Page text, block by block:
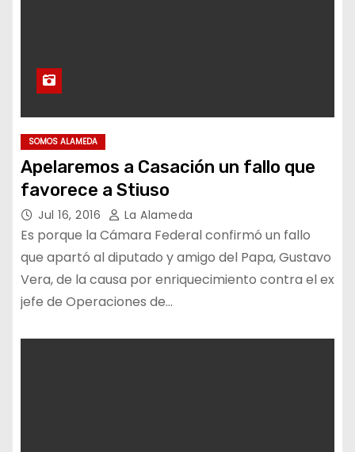
SOMOS ALAMEDA
Apelaremos a Casación un fallo que
favorece a Stiuso
Jul 16, 2016 La Alameda
Es porque la Cámara Federal confirmó un fallo
que apartó al diputado y amigo del Papa, Gustavo
Vera, de la causa por enriquecimiento contra el ex
jefe de Operaciones de…